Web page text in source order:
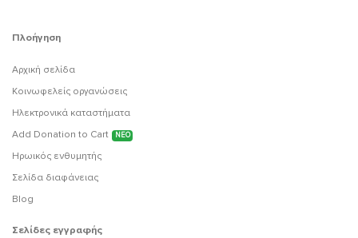
Πλοήγηση
Αρχική σελίδα
Κοινωφελείς οργανώσεις
Ηλεκτρονικά καταστήματα
Add Donation to Cart
ΝΕΟ
Ηρωικός ενθυμητής
Σελίδα διαφάνειας
Blog
Σελίδες εγγραφής